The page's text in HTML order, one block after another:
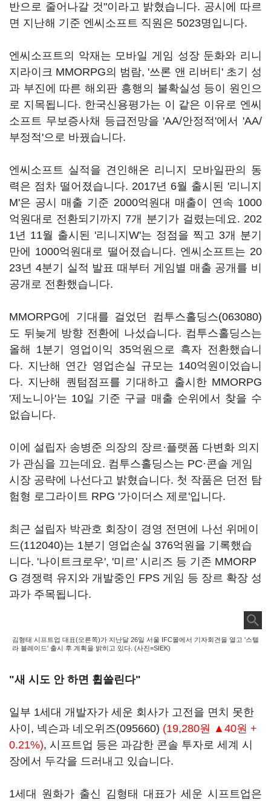
반으로 줄어나갈 것"이라고 밝혔습니다. 공시에 따르
면 지난해 기준 엔씨소프트 직원은 5023명입니다.
엔씨소프트의 악재는 모바일 게임 성장 둔화와 리니
지라이크 MMORPG의 범람, '쓰론 앤 리버티' 초기 성
과 부진에 따른 해외판 흥행의 불확실성 등이 원인으
로 지목됩니다. 한국신용평가는 이 같은 이유로 엔씨
소프트 무보증사채 등급전망을 'AA/안정적'에서 'AA/
부정적'으로 바꿨습니다.
엔씨소프트 실적을 견인해온 리니지 모바일판의 동
력은 점차 떨어졌습니다. 2017년 6월 출시된 '리니지
M'은 공시 매출 기준 2000억원대 매출이 연속 1000
억원대로 전환되기까지 7개 분기가 걸렸는데요. 202
1년 11월 출시된 '리니지W'는 정점을 찍고 3개 분기
만에 1000억원대로 떨어졌습니다. 엔씨소프트는 20
23년 4분기 실적 발표 때부터 게임별 매출 공개를 비
공개로 전환했습니다.
MMORPG에 기대를 걸었던 컴투스홀딩스(063080)
도 뒤늦게 방향 전환에 나섰습니다. 컴투스홀딩스는
올해 1분기 영업이익 35억원으로 흑자 전환했습니
다. 지난해 연간 영업손실 규모는 140억원이었습니
다. 지난해 퀀텀점프를 기대하고 출시한 MMORPG
'제노니아'는 10일 기준 구글 매출 순위에서 찾을 수
없습니다.
이에 설립자 송병준 의장의 장르·플랫폼 다변화 의지
가 관심을 끄는데요. 컴투스홀딩스는 PC·콘솔 게임
시장 공략에 나선다고 밝혔습니다. 첫 작품은 던전 탐
험형 로그라이트 RPG '가이더스 제로'입니다.
최근 설립자 박관호 회장이 경영 전면에 나선 위메이
드(112040)는 1분기 영업손실 376억원을 기록했습
니다. '나이트크로우', '미르' 시리즈 등 기존 MMORP
G 경쟁력 유지와 개발중인 FPS 게임 등 장르 확장 성
과가 주목됩니다.
김형태 시프트업 대표(오른쪽)가 지난달 26일 서울 IFC몰에서 기자회견을 열고 '스텔
라 블레이드' 출시 후 계획을 밝히고 있다. (사진=SIEK)
"새 시도 안 하면 휩쓸린다"
일부 1세대 개발자가 세운 회사가 고전을 면치 못한
사이, 넥슨과 네오위즈(095660) (19,280원 ▲40원 +
0.21%), 시프트업 등은 과감한 콘솔 투자로 세계 시
장에서 두각을 드러내고 있습니다.
1세대 원화가 출신 김형태 대표가 세운 시프트업은